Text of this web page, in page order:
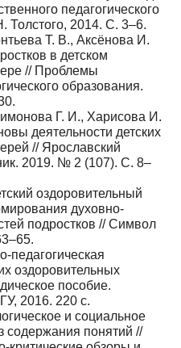
педагогического
Толстого, 2014. C. 3–6.
Т. В., Аксёнова И.
в детском
// Проблемы
образования.
Г. И., Харисова И.
деятельности детских
// Ярославский
2019. № 2 (107). С. 8–
оздоровительный
духовно-
подростков // Символ
педагогическая
оздоровительных
пособие.
2016. 220 с.
и социальное
содержания понятий //